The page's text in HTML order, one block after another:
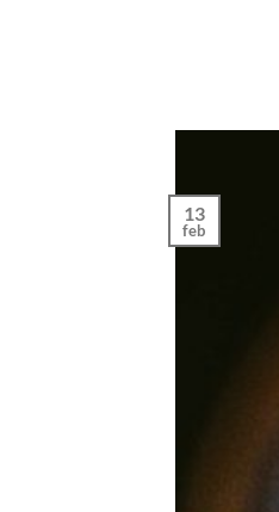
13
feb